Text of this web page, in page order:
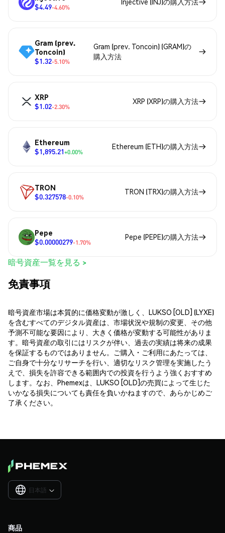
$4.49-4.60%
Gram (prev.
Toncoin)
$1.32-5.10%
Gram (prev. Toncoin) (GRAM)の
購入方法
XRP
$1.02-2.30%
XRP (XRP)の購入方法
Ethereum
$1,895.21+0.00%
Ethereum (ETH)の購入方法
TRON
$0.327578-0.10%
TRON (TRX)の購入方法
Pepe
$0.00000279-1.70%
Pepe (PEPE)の購入方法
暗号資産一覧を見る >
免責事項
暗号資産市場は本質的に価格変動が激しく、LUKSO [OLD] (LYXE)
を含むすべてのデジタル資産は、市場状況や規制の変更、その他
予測不可能な要因により、大きく価格が変動する可能性がありま
す。暗号資産の取引にはリスクが伴い、過去の実績は将来の成果
を保証するものではありません。ご購入・ご利用にあたっては、
ご自身で十分なリサーチを行い、適切なリスク管理を実施したう
えで、損失を許容できる範囲内での投資を行うよう強くおすすめ
します。なお、Phemexは、LUKSO [OLD]の売買によって生じた
いかなる損失についても責任を負いかねますので、あらかじめご
了承ください。
日本語 
商品